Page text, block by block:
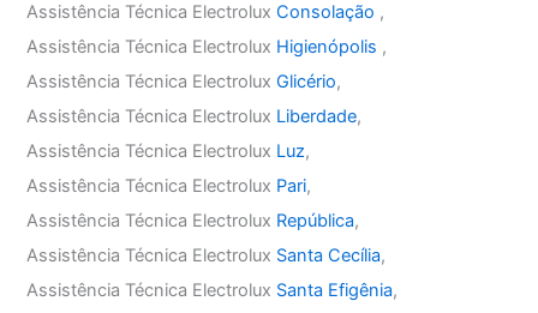
Assistência Técnica ElectroluxConsolação ,
Assistência Técnica Electrolux Higienópolis ,
Assistência Técnica ElectroluxGlicério,
Assistência Técnica Electrolux Liberdade,
Assistência Técnica Electrolux Luz,
Assistência Técnica Electrolux Pari,
Assistência Técnica Electrolux República,
Assistência Técnica Electrolux Santa Cecília,
Assistência Técnica Electrolux Santa Efigênia,